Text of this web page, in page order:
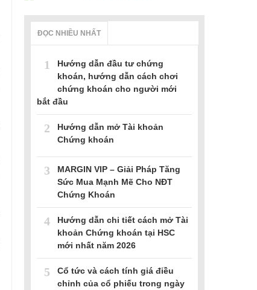
ĐỌC NHIỀU NHẤT
1
Hướng dẫn đầu tư chứng
khoán, hướng dẫn cách chơi
chứng khoán cho người mới
bắt đầu
2
Hướng dẫn mở Tài khoản
Chứng khoán
3
MARGIN VIP – Giải Pháp Tăng
Sức Mua Mạnh Mẽ Cho NĐT
Chứng Khoán
4
Hướng dẫn chi tiết cách mở Tài
khoản Chứng khoán tại HSC
mới nhất năm 2026
5
Cổ tức và cách tính giá điều
chỉnh của cổ phiếu trong ngày